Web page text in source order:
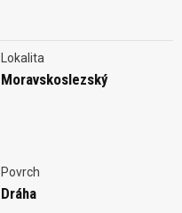
Lokalita
Moravskoslezský
Povrch
Dráha